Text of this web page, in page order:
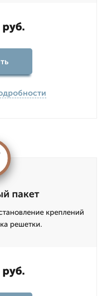
пакет
креплений
решетки.